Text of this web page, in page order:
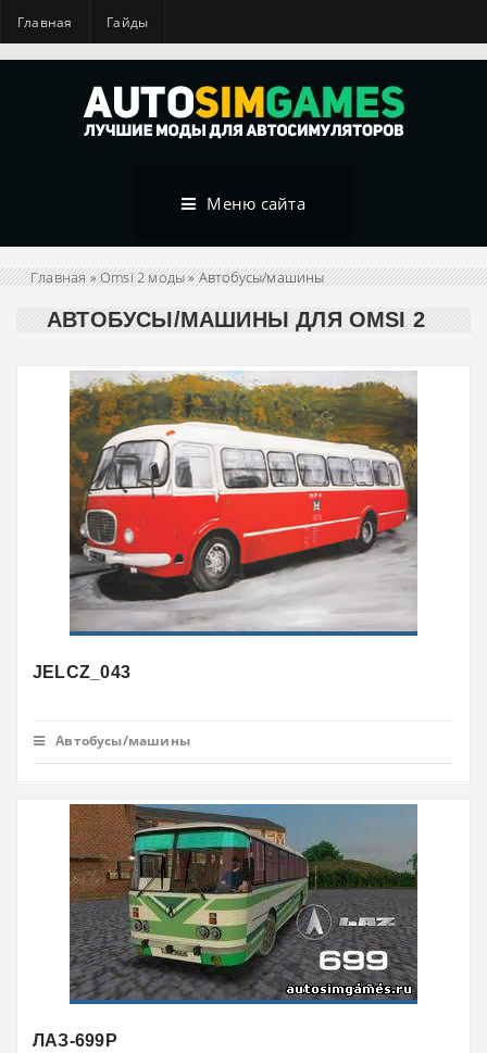
Главная Гайды
Меню сайта
Главная»Omsi 2 моды» Автобусы/машины
АВТОБУСЫ/МАШИНЫ ДЛЯ OMSI 2
JELCZ_043
Автобусы/машины
ЛАЗ-699Р